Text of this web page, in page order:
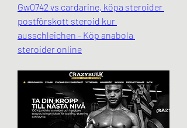
Gw0742 vs cardarine, köpa steroider
postförskott steroid kur
ausschleichen - Köp anabola
steroider online